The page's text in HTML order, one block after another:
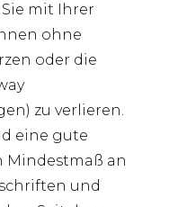
mit Ihrer
ohne
oder die
zu verlieren.
eine gute
Mindestmaß an
und